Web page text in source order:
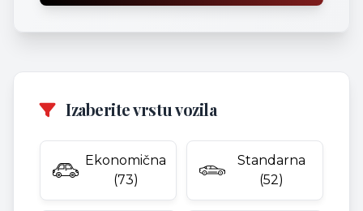
Izaberite vrstu vozila
Ekonomična
(73)
Standarna
(52)